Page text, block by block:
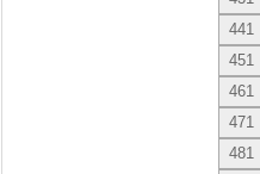
441
451
461
471
481